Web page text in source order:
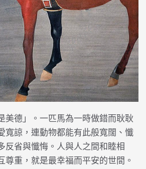
美德」。一匹馬為一時做錯而耿耿
寬諒，連動物都能有此般寬闊、懺
反省與懺悔。人與人之間和睦相
尊重，就是最幸福而平安的世間。